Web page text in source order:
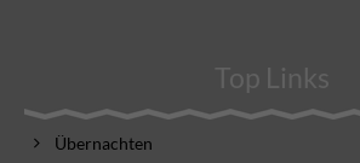
Top Links
Übernachten